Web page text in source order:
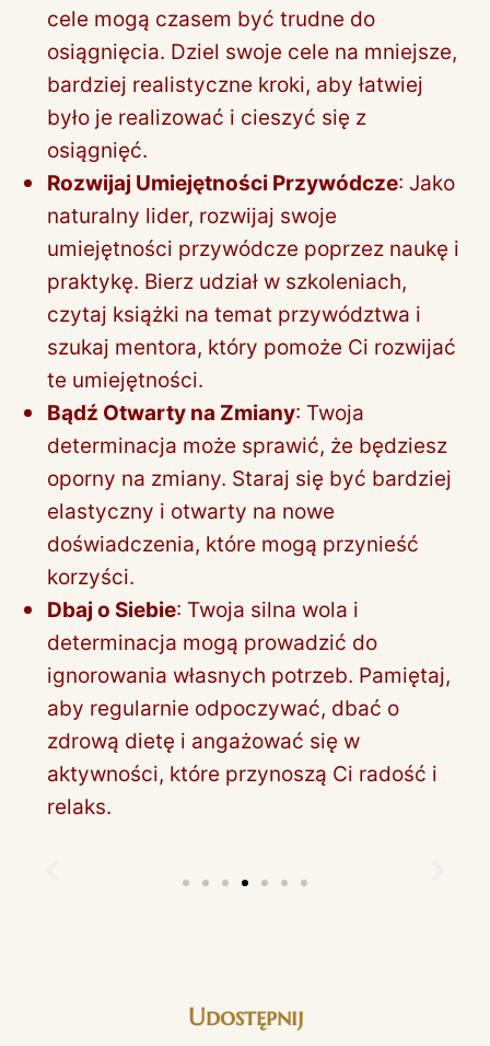
cele mogą czasem być trudne do
osiągnięcia. Dziel swoje cele na mniejsze,
bardziej realistyczne kroki, aby łatwiej
było je realizować i cieszyć się z
osiągnięć.
Rozwijaj Umiejętności Przywódcze: Jako
naturalny lider, rozwijaj swoje
umiejętności przywódcze poprzez naukę i
praktykę. Bierz udział w szkoleniach,
czytaj książki na temat przywództwa i
szukaj mentora, który pomoże Ci rozwijać
te umiejętności.
Bądź Otwarty na Zmiany: Twoja
determinacja może sprawić, że będziesz
oporny na zmiany. Staraj się być bardziej
elastyczny i otwarty na nowe
doświadczenia, które mogą przynieść
korzyści.
Dbaj o Siebie: Twoja silna wola i
determinacja mogą prowadzić do
ignorowania własnych potrzeb. Pamiętaj,
aby regularnie odpoczywać, dbać o
zdrową dietę i angażować się w
aktywności, które przynoszą Ci radość i
relaks.
Udostępnij